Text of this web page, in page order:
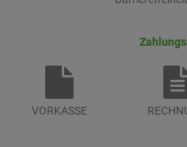
VORKASSE